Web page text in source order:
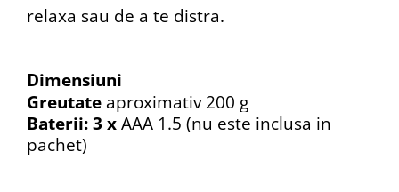
relaxa sau de a te distra.
Dimensiuni
Greutate aproximativ 200 g
Baterii: 3 x AAA 1.5 (nu este inclusa in
pachet)